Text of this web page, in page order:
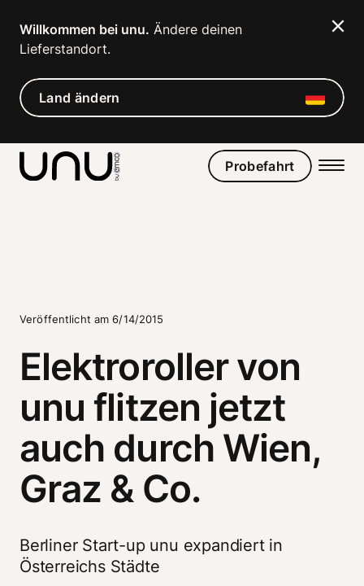
Willkommen bei unu. Ändere deinen
Lieferstandort.
Land ändern
Probefahrt
Veröffentlicht am 6/14/2015
Elektroroller von
unu flitzen jetzt
auch durch Wien,
Graz & Co.
Berliner Start-up unu expandiert in
Österreichs Städte